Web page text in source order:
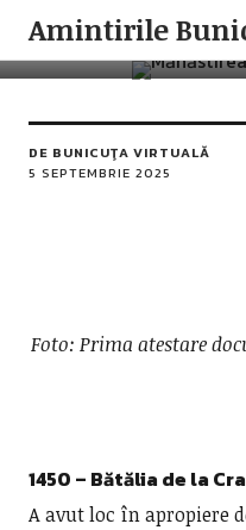
Amintirile
5 Septembrie în
DE BUNICUŢA VIRTUALĂ
5 SEPTEMBRIE 2025
Foto: Prima atestare
1450 – Bătălia de la
A avut loc în apropiere